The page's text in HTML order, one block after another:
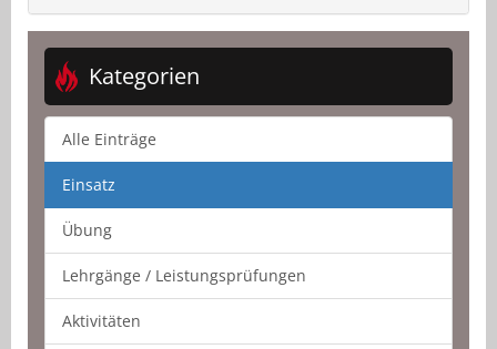
Kategorien
Alle Einträge
Einsatz
Übung
Lehrgänge / Leistungsprüfungen
Aktivitäten